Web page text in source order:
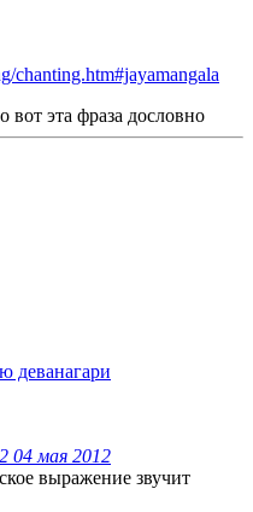
chanting.htm#jayamangala
эта фраза дословно
деванагари
мая 2012
выражение звучит